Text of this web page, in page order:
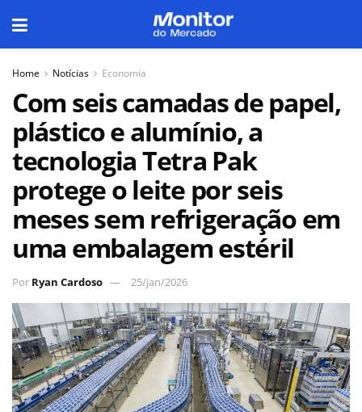
Home Notícias Economia
Com seis camadas de papel,
plástico e alumínio, a
tecnologia Tetra Pak
protege o leite por seis
meses sem refrigeração em
uma embalagem estéril
Por Ryan Cardoso 25/jan/2026